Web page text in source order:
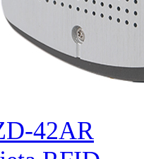
42AR